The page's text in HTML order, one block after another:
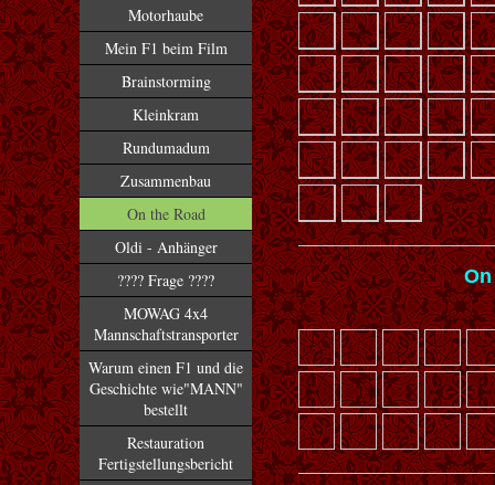
Motorhaube
Mein F1 beim Film
Brainstorming
Kleinkram
Rundumadum
Zusammenbau
On the Road
Oldi - Anhänger
???? Frage ????
MOWAG 4x4
Mannschaftstransporter
Warum einen F1 und die
Geschichte wie"MANN"
bestellt
Restauration
Fertigstellungsbericht